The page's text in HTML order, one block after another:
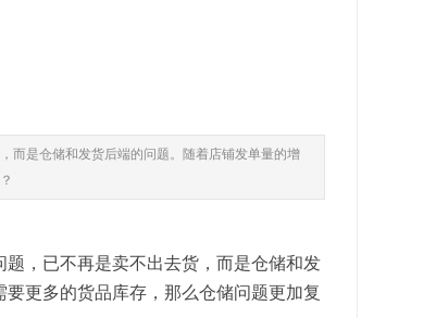
而是仓储和发货后端的问题。随着店铺发单量的增
，已不再是卖不出去货，而是仓储和发
更多的货品库存，那么仓储问题更加复